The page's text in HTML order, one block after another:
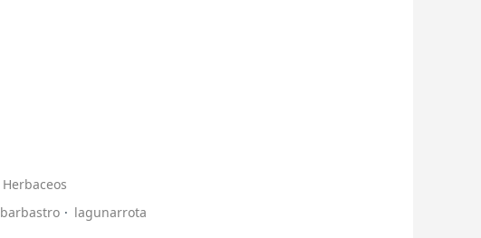
Herbaceos
barbastro lagunarrota